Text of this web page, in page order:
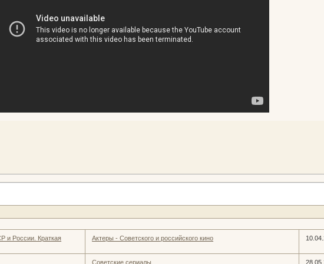
и России. Краткая
Актеры - Советского и российского кино
Советские сериалы